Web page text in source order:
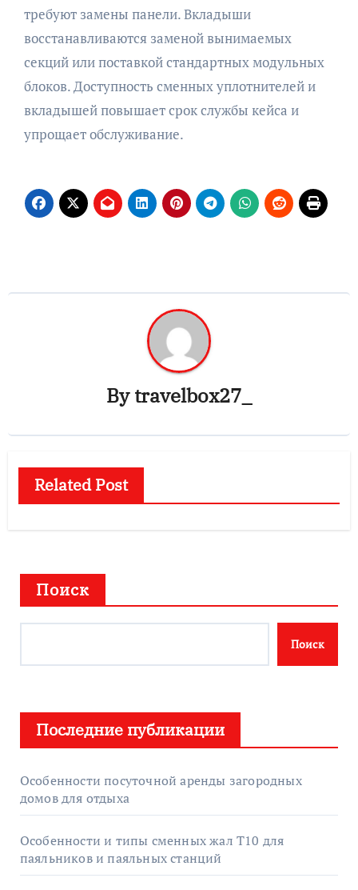
требуют замены панели. Вкладыши
восстанавливаются заменой вынимаемых
секций или поставкой стандартных модульных
блоков. Доступность сменных уплотнителей и
вкладышей повышает срок службы кейса и
упрощает обслуживание.
Bytravelbox27_
Related Post
Поиск
Поиск
Последние публикации
Особенности посуточной аренды загородных
домов для отдыха
Особенности и типы сменных жал T10 для
паяльников и паяльных станций